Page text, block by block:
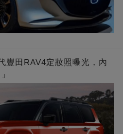
豐田RAV4定妝照曝光，內